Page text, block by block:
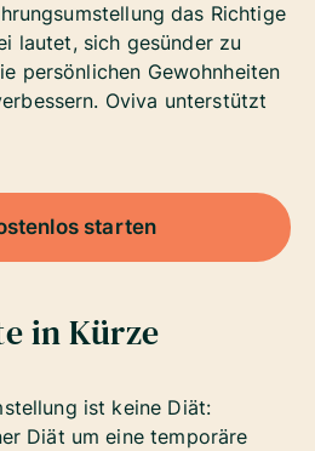
das Richtige
lautet, sich gesünder zu
persönlichen Gewohnheiten
Oviva unterstützt
starten
in Kürze
ist keine Diät:
Diät um eine temporäre